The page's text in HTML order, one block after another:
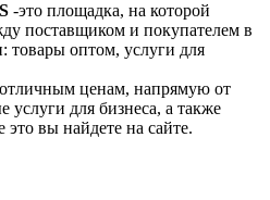
-это площадка, на которой
поставщиком и покупателем в
товары оптом, услуги для
ценам, напрямую от
услуги для бизнеса, а также
это вы найдете на сайте.